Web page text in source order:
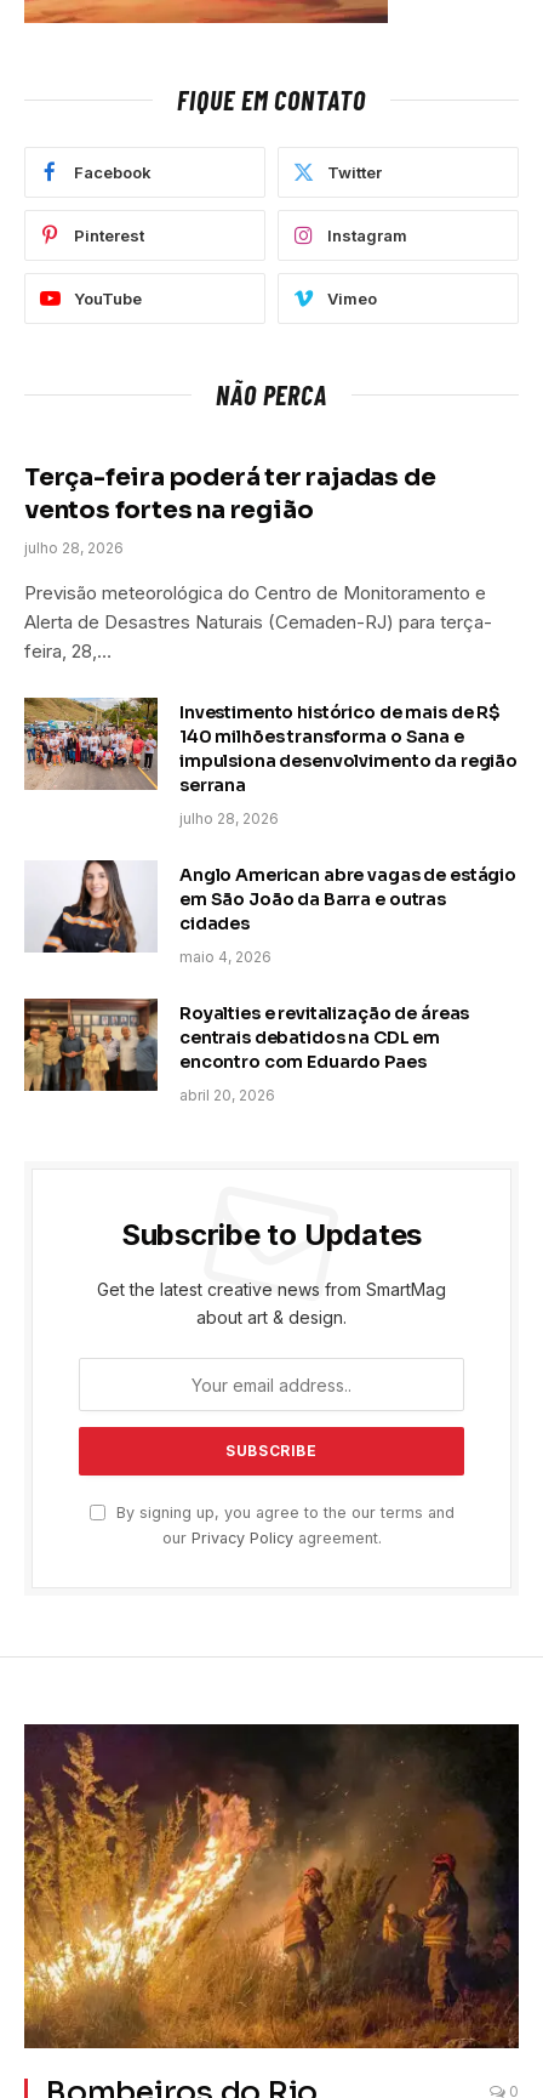
FIQUE EM CONTATO
Facebook Twitter
Pinterest Instagram
YouTube Vimeo
NÃO PERCA
Terça-feira poderá ter rajadas de
ventos fortes na região
julho 28, 2026
Previsão meteorológica do Centro de Monitoramento e
Alerta de Desastres Naturais (Cemaden-RJ) para terça-
feira, 28,…
Investimento histórico de mais de R$
140 milhões transforma o Sana e
impulsiona desenvolvimento da região
serrana
julho 28, 2026
Anglo American abre vagas de estágio
em São João da Barra e outras
cidades
maio 4, 2026
Royalties e revitalização de áreas
centrais debatidos na CDL em
encontro com Eduardo Paes
abril 20, 2026
Subscribe to Updates
Get the latest creative news from SmartMag
about art & design.
By signing up, you agree to the our terms and
our Privacy Policyagreement.
0